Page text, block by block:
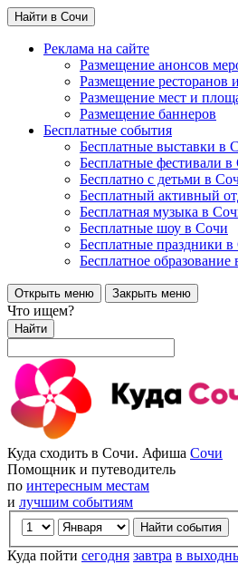
Найти в Сочи
Реклама на сайте
Размещение анонсов
Размещение ресторанов
Размещение мест и
Размещение баннеров
Бесплатные события
Бесплатные выставки в
Бесплатные фестивали в
Бесплатно с детьми в
Бесплатный активный
Бесплатная музыка в
Бесплатные шоу в Сочи
Бесплатные праздники
Бесплатное образование
Открыть меню Закрыть меню
Что ищем?
Найти
Куда сходить в Сочи. Афиша Сочи
Помощник и путеводитель
по интересным местам
и лучшим событиям
Куда пойти сегодня завтра в